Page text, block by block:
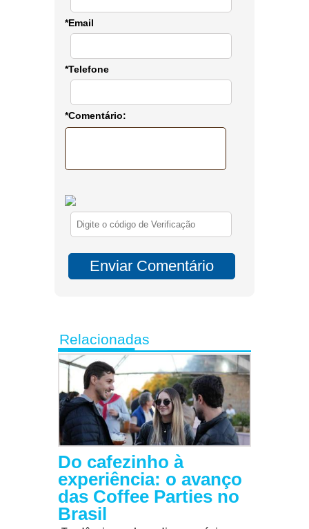
*Email
*Telefone
*Comentário:
Relacionadas
Do cafezinho à
experiência: o avanço
das Coffee Parties no
Brasil